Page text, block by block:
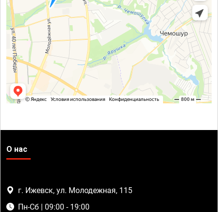
О нас
г. Ижевск, ул. Молодежная, 115
Пн-Сб | 09:00 - 19:00